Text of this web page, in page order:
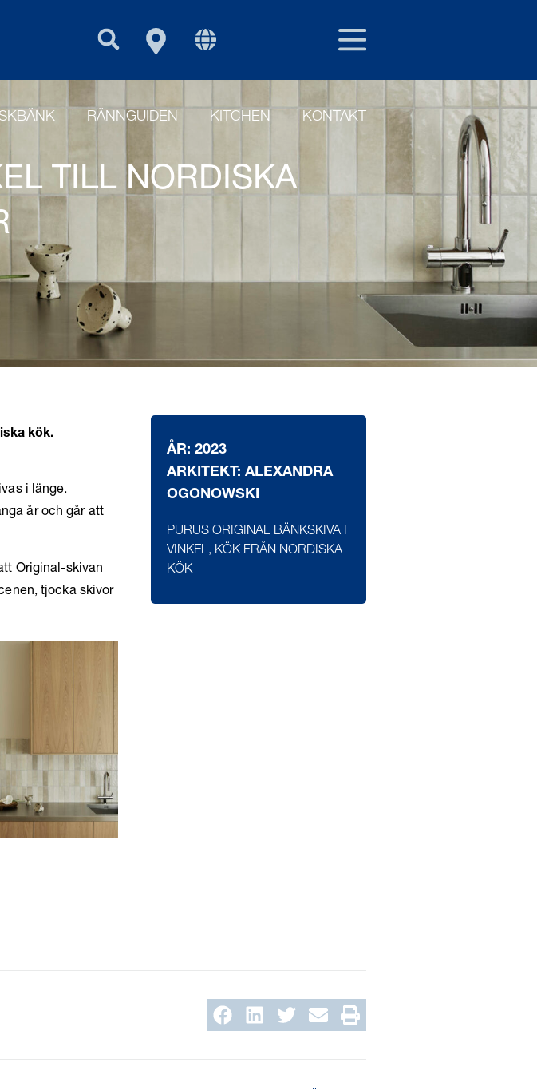
SWE
PURUS GROUP
RÄNNGUIDEN KITCHEN KONTAKT
TILL NORDISKA
kök.
i länge.
år och går att
Original-skivan
tjocka skivor
ÅR: 2023
ARKITEKT: ALEXANDRA
OGONOWSKI
PURUS ORIGINAL BÄNKSKIVA I
VINKEL, KÖK FRÅN NORDISKA
KÖK